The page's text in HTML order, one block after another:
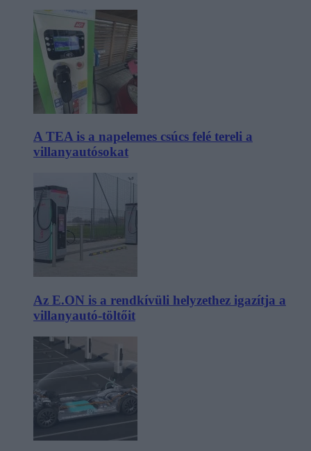
A TEA is a napelemes csúcs felé tereli a
villanyautósokat
Az E.ON is a rendkívüli helyzethez igazítja a
villanyautó-töltőit